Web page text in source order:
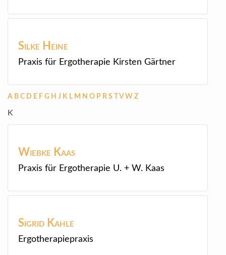
Silke Heine
Praxis für Ergotherapie Kirsten Gärtner
A B C D E F G H J K L M N O P R S TV W Z
K
Wiebke Kaas
Praxis für Ergotherapie U. + W. Kaas
Sigrid Kahle
Ergotherapiepraxis